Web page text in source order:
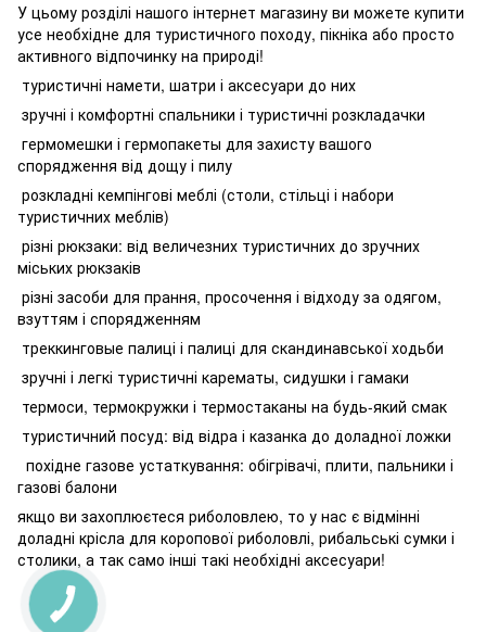
У цьому розділі нашого інтернет магазину ви можете купити
усе необхідне для туристичного походу, пікніка або просто
активного відпочинку на природі!
туристичні намети, шатри і аксесуари до них
зручні і комфортні спальники і туристичні розкладачки
гермомешки і гермопакеты для захисту вашого
спорядження від дощу і пилу
розкладні кемпінгові меблі (столи, стільці і набори
туристичних меблів)
різні рюкзаки: від величезних туристичних до зручних
міських рюкзаків
різні засоби для прання, просочення і відходу за одягом,
взуттям і спорядженням
треккинговые палиці і палиці для скандинавської ходьби
зручні і легкі туристичні карематы, сидушки і гамаки
термоси, термокружки і термостаканы на будь-який смак
туристичний посуд: від відра і казанка до доладної ложки
похідне газове устаткування: обігрівачі, плити, пальники і
газові балони
якщо ви захоплюєтеся риболовлею, то у нас є відмінні
доладні крісла для коропової риболовлі, рибальські сумки і
столики, а так само інші такі необхідні аксесуари!